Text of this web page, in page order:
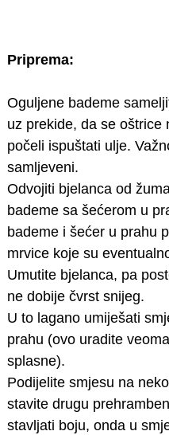
Priprema:
Oguljene bademe
uz prekide, da se oštrice
počeli ispuštati ulje.
samljeveni.
Odvojiti bjelanca od
bademe sa šećerom u
bademe i šećer u prahu
mrvice koje su
Umutite bjelanca, pa
ne dobije čvrst snijeg.
U to lagano umiješati
prahu (ovo uradite
splasne).
Podijelite smjesu na
stavite drugu
stavljati boju, onda u